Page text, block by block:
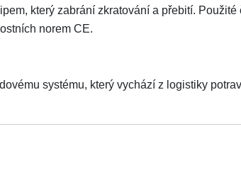
který zabrání zkratování a přebití. Použité
norem CE.
systému, který vychází z logistiky